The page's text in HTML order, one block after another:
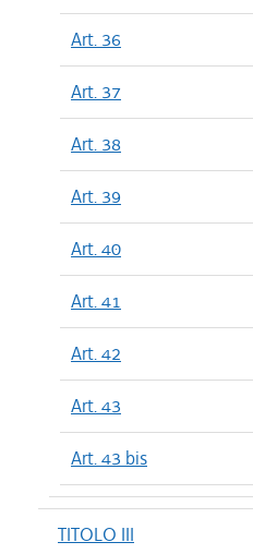
Art. 36
Art. 37
Art. 38
Art. 39
Art. 40
Art. 41
Art. 42
Art. 43
Art. 43 bis
TITOLO III